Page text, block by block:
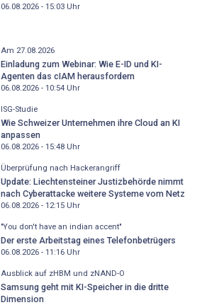
06.08.2026 - 15:03Uhr
Am 27.08.2026
Einladung zum Webinar: Wie E-ID und KI-
Agenten das cIAM herausfordern
06.08.2026 - 10:54Uhr
ISG-Studie
Wie Schweizer Unternehmen ihre Cloud an KI
anpassen
06.08.2026 - 15:48Uhr
Überprüfung nach Hackerangriff
Update: Liechtensteiner Justizbehörde nimmt
nach Cyberattacke weitere Systeme vom Netz
06.08.2026 - 12:15Uhr
"You don't have an indian accent"
Der erste Arbeitstag eines Telefonbetrügers
06.08.2026 - 11:16Uhr
Ausblick auf zHBM und zNAND-O
Samsung geht mit KI-Speicher in die dritte
Dimension